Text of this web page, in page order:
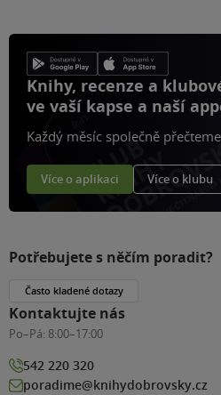
Knihy, recenze a
ve vaší kapse a naší
Každý měsíc společně
Více o aplikaci Více o klubu
Potřebujete s něčím poradit?
Často kladené dotazy
Kontaktujte nás
Po–Pá: 8:00–17:00
542 220 320
poradime@knihydobrovsky.cz